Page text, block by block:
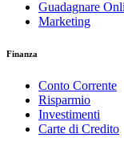
Guadagnare
Marketing
Finanza
Conto Corrente
Risparmio
Investimenti
Carte di Credito